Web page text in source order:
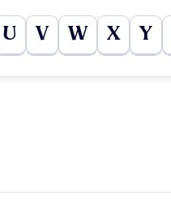
U V W X Y